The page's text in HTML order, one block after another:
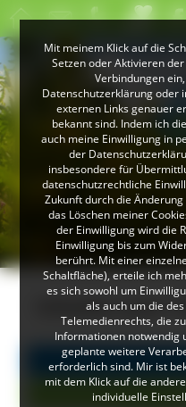
Inhalte zum
Mit meinem Klick auf die
Setzen oder Aktivieren
Verbindungen
Datenschutzerklärung oder
externen Links genauer
bekannt sind. Indem ich
auch meine Einwilligung in
der
insbesondere für
datenschutzrechtliche
Zukunft durch die
das Löschen meiner
der Einwilligung wird die
Einwilligung bis zum
berührt. Mit einer
Schaltfläche), erteile ich
es sich sowohl um
als auch um die des
Telemedienrechts, die
Informationen notwendig
geplante weitere
erforderlich sind. Mir ist
mit dem Klick auf die
individuelle